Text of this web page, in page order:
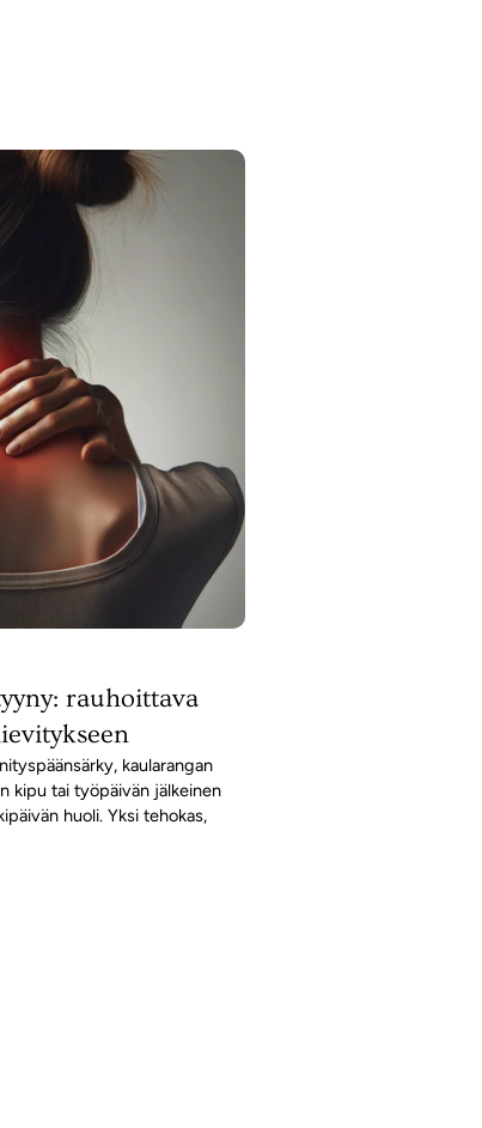
rauhoittava
kaularangan
kipu tai työpäivän jälkeinen
huoli. Yksi tehokas,